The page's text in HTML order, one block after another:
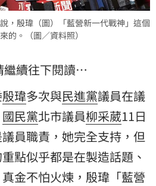
，殷瑋（圖）「藍營新一代戰神」這個
的。（圖／資料照）
繼續往下閱讀…
殷瑋多次與民進黨議員在議
國民黨北市議員柳采葳11日
員職責，她完全支持，但
點似乎都是在製造話題、
金不怕火煉，殷瑋「藍營